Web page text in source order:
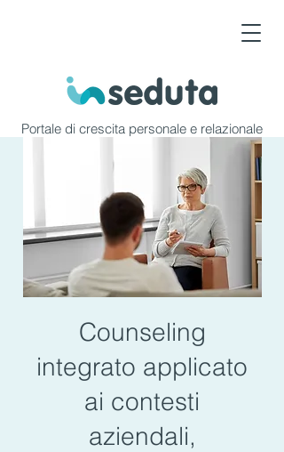
Portale di crescita personale e relazionale
Counseling
integrato applicato
ai contesti
aziendali,